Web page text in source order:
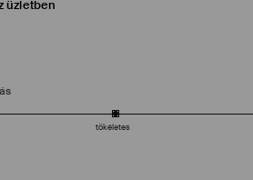
üzletben
tökéletes